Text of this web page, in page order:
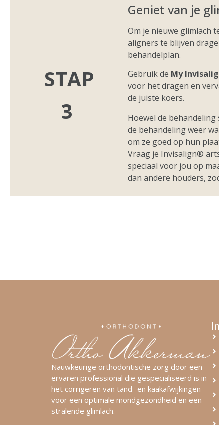
STAP
3
Geniet van je
Om je nieuwe glimlach
aligners te blijven
behandelplan.
Gebruik de My
voor het dragen en
de juiste koers.
Hoewel de
de behandeling weer
om ze goed op hun
Vraag je Invisalign®
speciaal voor jou op
dan andere houders,
Nauwkeurige orthodontische zorg door een
ervaren professional die gespecialiseerd is in
het corrigeren van tand- en kaakafwijkingen
voor een optimale mondgezondheid en een
stralende glimlach.